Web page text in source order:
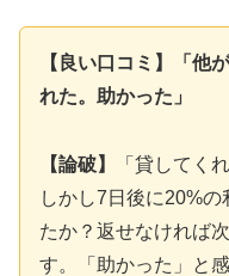
【良い口コミ】「他
れた。助かった」
【論破】
「貸してく
しかし7日後に20%
たか？返せなければ
す。「助かった」と